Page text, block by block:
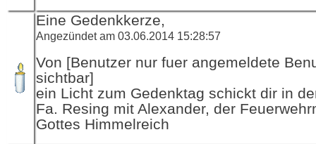
Eine Gedenkkerze,
Angezündet am 03.06.2014 15:28:57
Von [Benutzer nur fuer angemeldete
sichtbar]
ein Licht zum Gedenktag schickt dir in
Fa. Resing mit Alexander, der
Gottes Himmelreich